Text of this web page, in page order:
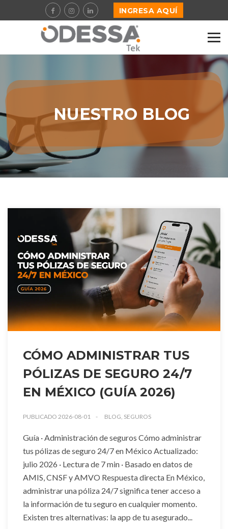
INGRESA AQUÍ
NUESTRO BLOG
CÓMO ADMINISTRAR TUS
PÓLIZAS DE SEGURO 24/7
EN MÉXICO (GUÍA 2026)
PUBLICADO 2026-08-01 BLOG, SEGUROS
Guía · Administración de seguros Cómo administrar
tus pólizas de seguro 24/7 en México Actualizado:
julio 2026 · Lectura de 7 min · Basado en datos de
AMIS, CNSF y AMVO Respuesta directa En México,
administrar una póliza 24/7 significa tener acceso a
la información de tu seguro en cualquier momento.
Existen tres alternativas: la app de tu asegurado...